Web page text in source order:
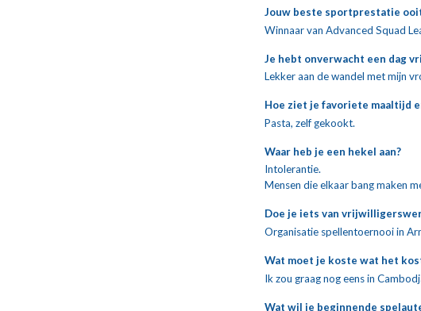
Jouw beste sportprestatie
Winnaar van Advanced Squad
Je hebt onverwacht een dag
Lekker aan de wandel met mijn
Hoe ziet je favoriete maaltijd
Pasta, zelf gekookt.
Waar heb je een hekel aan?
Intolerantie.
Mensen die elkaar bang maken
Doe je iets van
Organisatie spellentoernooi in
Wat moet je koste wat het
Ik zou graag nog eens in
Wat wil je beginnende